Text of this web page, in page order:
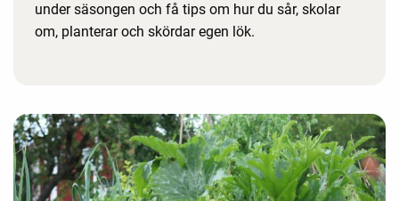
under säsongen och få tips om hur du sår, skolar
om, planterar och skördar egen lök.